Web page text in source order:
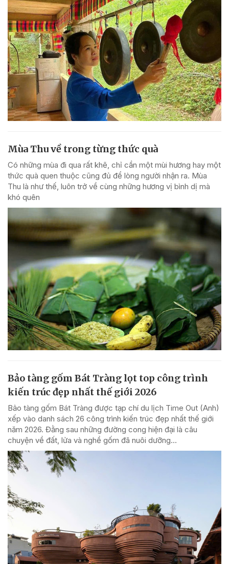
Mùa Thu về trong từng thức quà
Có những mùa đi qua rất khẽ, chỉ cần một mùi hương hay một
thức quà quen thuộc cũng đủ để lòng người nhận ra. Mùa
Thu là như thế, luôn trở về cùng những hương vị bình dị mà
khó quên
Bảo tàng gốm Bát Tràng lọt top công trình
kiến trúc đẹp nhất thế giới 2026
Bảo tàng gốm Bát Tràng được tạp chí du lịch Time Out (Anh)
xếp vào danh sách 26 công trình kiến trúc đẹp nhất thế giới
năm 2026. Đằng sau những đường cong hiện đại là câu
chuyện về đất, lửa và nghề gốm đã nuôi dưỡng...